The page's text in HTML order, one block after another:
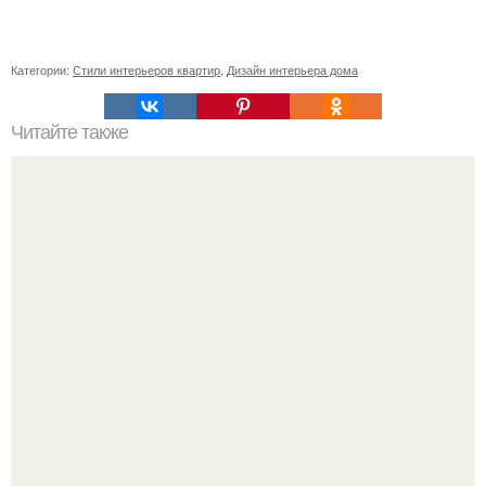
Категории: Стили интерьеров квартир, Дизайн интерьера дома
Читайте также